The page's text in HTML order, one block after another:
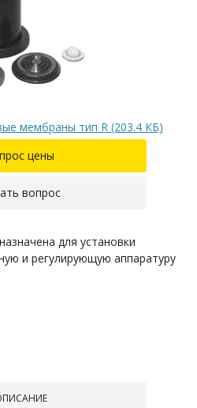
мембраны тип R (203.4 КБ)
цены
вопрос
для установки
и регулирующую аппаратуру